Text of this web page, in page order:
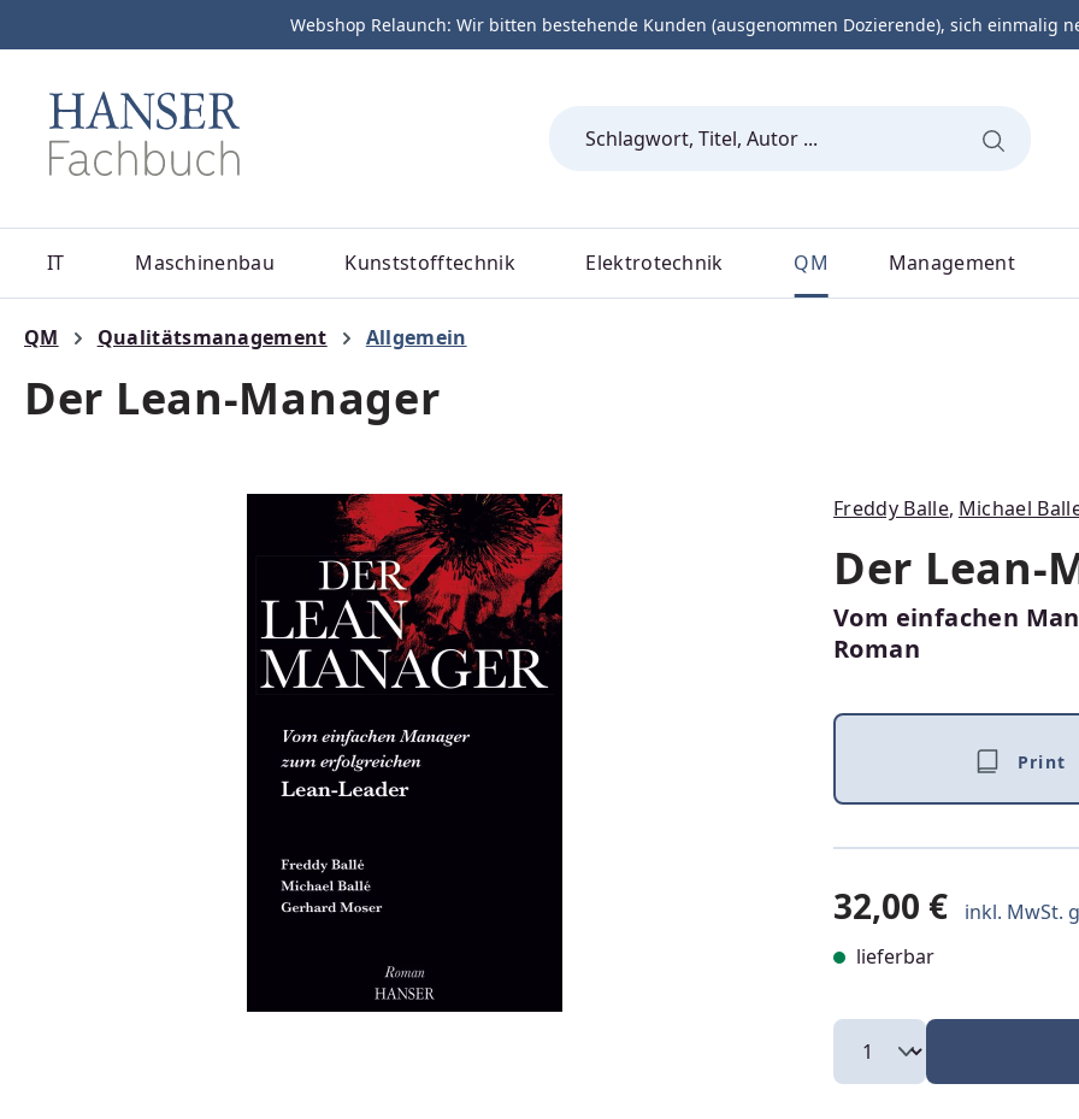
Zur Hauptnavigation springenWebshop Relaunch: Wir bitten bestehende Kunden (ausgenommen Dozierende), sich einmalig
IT Maschinenbau Kunststofftechnik Elektrotechnik QM Management
QM Qualitätsmanagement Allgemein
Der Lean-Manager
Freddy Balle, Michael
Der Lean-
Vom einfachen
Roman
Print
32,00 € inkl. MwSt.
lieferbar